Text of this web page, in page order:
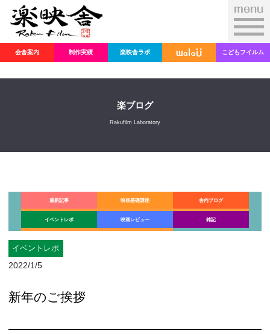
会舎案内 制作実績 楽映舎ラボ こどもフイルム
楽ブログ
Rakufilm Laboratory
最新記事 映画基礎講座 舎内ブログ
イベントレポ 映画レビュー 雑記
イベントレポ
2022/1/5
新年のご挨拶